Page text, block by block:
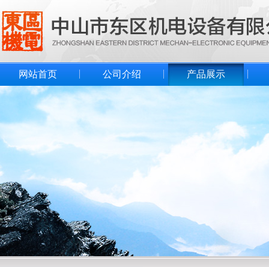
网站首页 公司介绍 产品展示